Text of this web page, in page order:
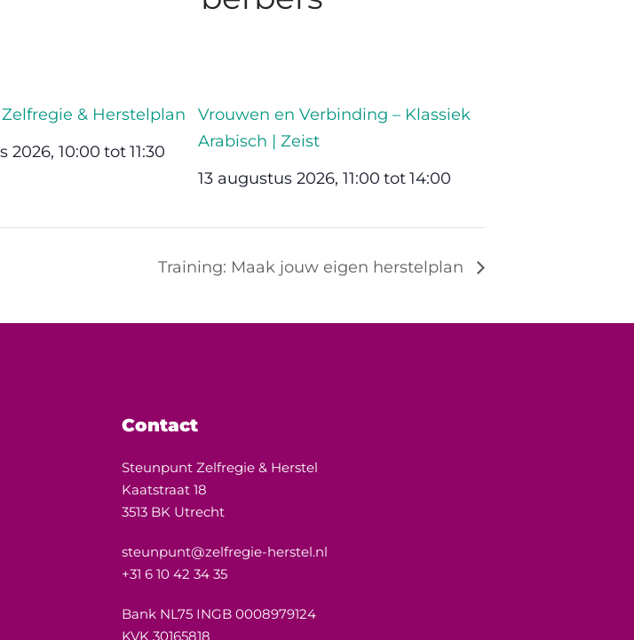
& Herstelplan
2026, 10:00 tot11:30
Vrouwen en Verbinding – Klassiek
Arabisch | Zeist
13 augustus 2026, 11:00 tot14:00
Training: Maak jouw eigen herstelplan
Contact
Steunpunt Zelfregie & Herstel
Kaatstraat 18
3513 BK Utrecht
steunpunt@zelfregie-herstel.nl
+31 6 10 42 34 35
Bank NL75 INGB 0008979124
KVK 30165818